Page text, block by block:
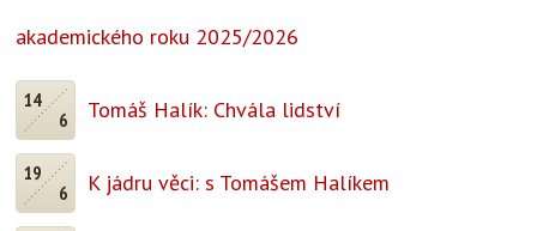
akademického roku 2025/2026
14
6
Tomáš Halík: Chvála lidství
19
6
K jádru věci: s Tomášem Halíkem